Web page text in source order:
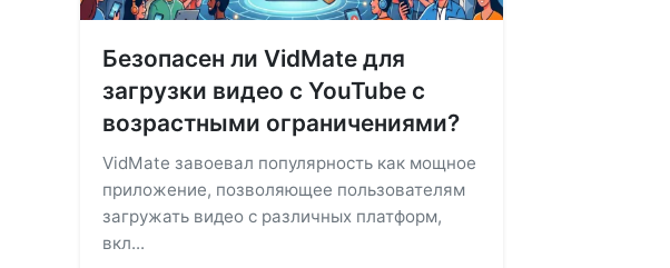
Безопасен ли VidMate для
загрузки видео с YouTube с
возрастными ограничениями?
VidMate завоевал популярность как мощное
приложение, позволяющее пользователям
загружать видео с различных платформ,
вкл...